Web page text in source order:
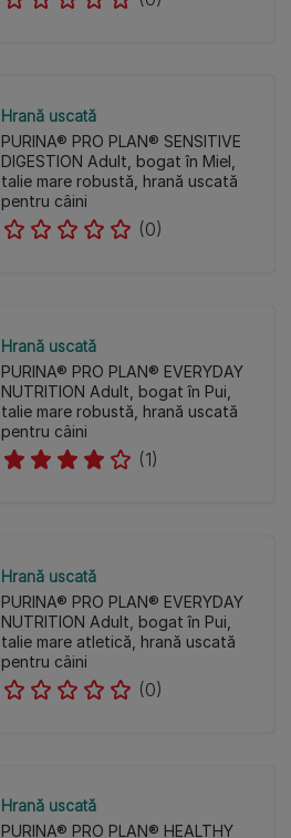
Hrană uscată
PURINA® PRO PLAN® SENSITIVE
DIGESTION Adult, bogat în Miel,
talie mare robustă, hrană uscată
pentru câini
(0)
Hrană uscată
PURINA® PRO PLAN® EVERYDAY
NUTRITION Adult, bogat în Pui,
talie mare robustă, hrană uscată
pentru câini
(1)
Hrană uscată
PURINA® PRO PLAN® EVERYDAY
NUTRITION Adult, bogat în Pui,
talie mare atletică, hrană uscată
pentru câini
(0)
Hrană uscată
PURINA® PRO PLAN® HEALTHY